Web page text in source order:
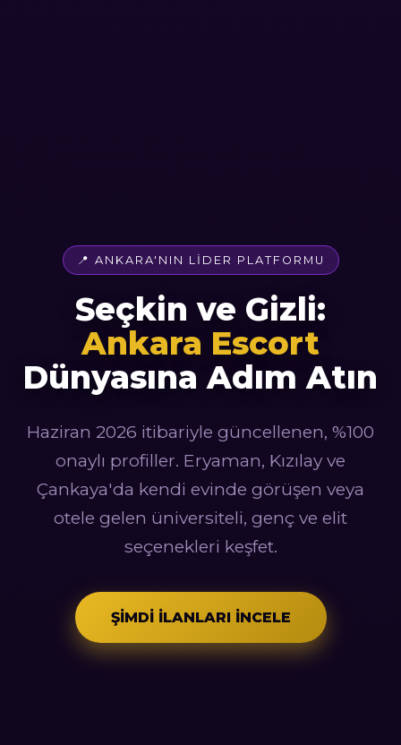
📍 ANKARA'NIN LIDER PLATFORMU
Seçkin ve Gizli:
Ankara Escort
Dünyasına Adım Atın
Haziran 2026 itibariyle güncellenen, %100
onaylı profiller. Eryaman, Kızılay ve
Çankaya'da kendi evinde görüşen veya
otele gelen üniversiteli, genç ve elit
seçenekleri keşfet.
ŞIMDI İLANLARI İNCELE